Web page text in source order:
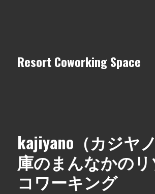
Resort Coworking Space
kajiyano（カジヤ
庫のまんなかのリ
コワーキング